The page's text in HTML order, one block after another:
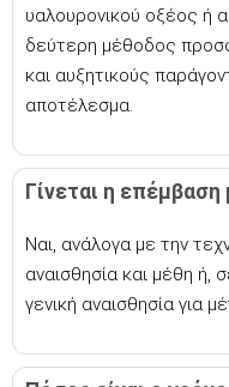
υαλουρονικού οξέος ή
δεύτερη μέθοδος
και αυξητικούς
αποτέλεσμα.
Γίνεται η επέμβαση
Ναι, ανάλογα με την
αναισθησία και μέθη ή,
γενική αναισθησία για